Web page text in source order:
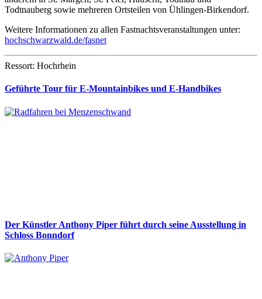
Todtnauberg sowie mehreren Ortsteilen von Ühlingen-Birkendorf.
Weitere Informationen zu allen Fastnachtsveranstaltungen unter:
hochschwarzwald.de/fasnet
Ressort: Hochrhein
Geführte Tour für E-Mountainbikes und E-Handbikes
Der Künstler Anthony Piper führt durch seine Ausstellung in
Schloss Bonndorf